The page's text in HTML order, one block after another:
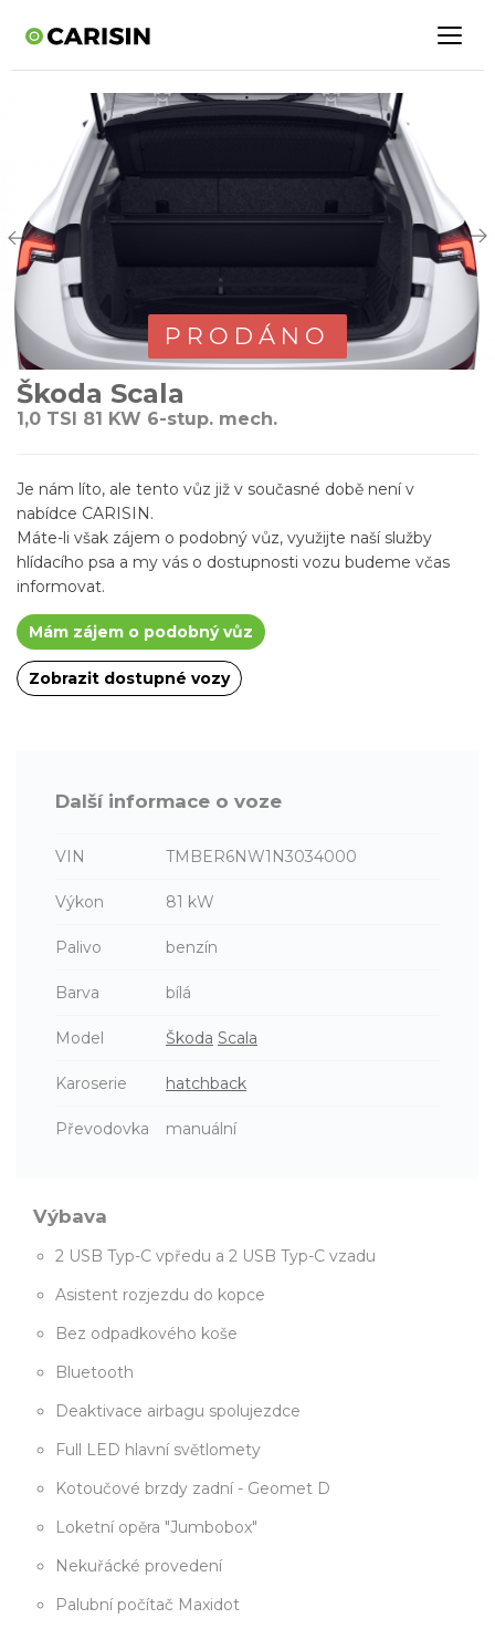
PRODÁNO
Škoda Scala
1,0 TSI 81 KW 6-stup. mech.
Je nám líto, ale tento vůz již v současné době není v
nabídce CARISIN.
Máte-li však zájem o podobný vůz, využijte naší služby
hlídacího psa a my vás o dostupnosti vozu budeme včas
informovat.
Mám zájem o podobný vůz
Zobrazit dostupné vozy
Další informace o voze
VIN TMBER6NW1N3034000
Výkon 81 kW
Palivo benzín
Barva bílá
Model Škoda Scala
Karoserie hatchback
Převodovka manuální
Výbava
2 USB Typ-C vpředu a 2 USB Typ-C vzadu
Asistent rozjezdu do kopce
Bez odpadkového koše
Bluetooth
Deaktivace airbagu spolujezdce
Full LED hlavní světlomety
Kotoučové brzdy zadní - Geomet D
Loketní opěra "Jumbobox"
Nekuřácké provedení
Palubní počítač Maxidot